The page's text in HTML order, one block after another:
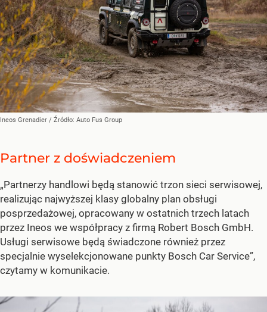
Ineos Grenadier / Źródło: Auto Fus Group
Partner z doświadczeniem
„Partnerzy handlowi będą stanowić trzon sieci serwisowej,
realizując najwyższej klasy globalny plan obsługi
posprzedażowej, opracowany w ostatnich trzech latach
przez Ineos we współpracy z firmą Robert Bosch GmbH.
Usługi serwisowe będą świadczone również przez
specjalnie wyselekcjonowane punkty Bosch Car Service”,
czytamy w komunikacie.